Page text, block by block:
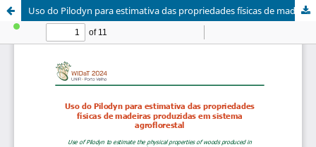
Uso do Pilodyn para estimativa das propriedades físicas de madeiras produzidas em sistema agroflorestal